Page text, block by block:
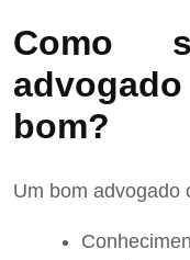
Como
bom?
Um bom advogado